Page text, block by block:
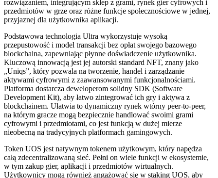
rozwiązaniem, integrującym sklep z grami, rynek gier cyfrowych i
przedmiotów w grze oraz różne funkcje społecznościowe w jednej,
przyjaznej dla użytkownika aplikacji.
Podstawowa technologia Ultra wykorzystuje wysoką
przepustowość i model transakcji bez opłat swojego bazowego
blockchaina, zapewniając płynne doświadczenie użytkownika.
Kluczową innowacją jest jej autorski standard NFT, znany jako
„Uniqs”, który pozwala na tworzenie, handel i zarządzanie
aktywami cyfrowymi z zaawansowanymi funkcjonalnościami.
Platforma dostarcza deweloperom solidny SDK (Software
Development Kit), aby łatwo zintegrować ich gry i aktywa z
blockchainem. Ułatwia to dynamiczny rynek wtórny peer-to-peer,
na którym gracze mogą bezpiecznie handlować swoimi grami
cyfrowymi i przedmiotami, co jest funkcją w dużej mierze
nieobecną na tradycyjnych platformach gamingowych.
Token UOS jest natywnym tokenem użytkowym, który napędza
całą zdecentralizowaną sieć. Pełni on wiele funkcji w ekosystemie,
w tym zakup gier, aplikacji i przedmiotów wirtualnych.
Użytkownicy mogą również angażować się w staking UOS, aby